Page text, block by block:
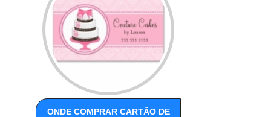
ONDE COMPRAR CARTÃO DE